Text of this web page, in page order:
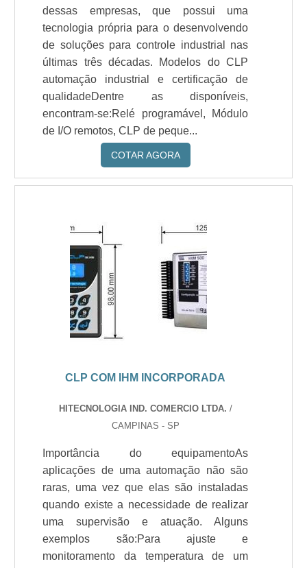
dessas empresas, que possui uma
tecnologia própria para o desenvolvendo
de soluções para controle industrial nas
últimas três décadas. Modelos do CLP
automação industrial e certificação de
qualidadeDentre as disponíveis,
encontram-se:Relé programável, Módulo
de I/O remotos, CLP de peque...
COTAR AGORA
CLP COM IHM INCORPORADA
HITECNOLOGIA IND. COMERCIO LTDA. /
CAMPINAS - SP
Importância do equipamentoAs
aplicações de uma automação não são
raras, uma vez que elas são instaladas
quando existe a necessidade de realizar
uma supervisão e atuação. Alguns
exemplos são:Para ajuste e
monitoramento da temperatura de um